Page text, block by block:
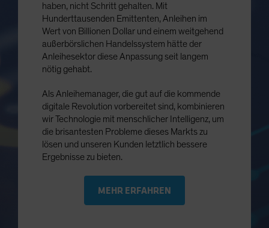
haben, nicht Schritt gehalten. Mit
Hunderttausenden Emittenten, Anleihen im
Wert von Billionen Dollar und einem weitgehend
außerbörslichen Handelssystem hätte der
Anleihesektor diese Anpassung seit langem
nötig gehabt.
Als Anleihemanager, die gut auf die kommende
digitale Revolution vorbereitet sind, kombinieren
wir Technologie mit menschlicher Intelligenz, um
die brisantesten Probleme dieses Markts zu
lösen und unseren Kunden letztlich bessere
Ergebnisse zu bieten.
MEHR ERFAHREN